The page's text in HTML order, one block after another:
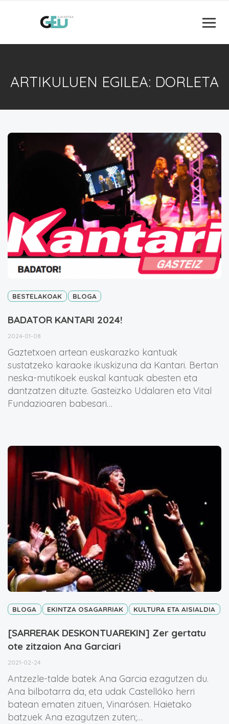
ARTIKULUEN EGILEA: DORLETA
BESTELAKOAK BLOGA
BADATOR KANTARI 2024!
2024-01-08
Gaztetxoen artean euskarazko kantuak
sustatzeko karaoke ikuskizuna da Kantari. Bertan
neska-mutikoek euskal kantuak abesten eta
dantzatzen dituzte. Gasteizko Udalaren eta Vital
Fundazioaren babesari…
BLOGA EKINTZA OSAGARRIAK KULTURA ETA AISIALDIA
[SARRERAK DESKONTUAREKIN] Zer gertatu
ote zitzaion Ana Garciari
2021-02-24
Antzezle-talde batek Ana Garcia ezagutzen du.
Ana bilbotarra da, eta udak Castellóko herri
batean ematen zituen, Vinarósen. Haietako
batzuek Ana ezagutzen zuten;…